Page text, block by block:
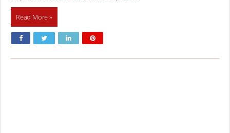
Read More »